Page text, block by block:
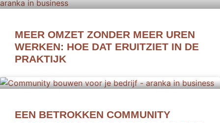
MEER OMZET ZONDER MEER UREN
WERKEN: HOE DAT ERUITZIET IN DE
PRAKTIJK
EEN BETROKKEN COMMUNITY